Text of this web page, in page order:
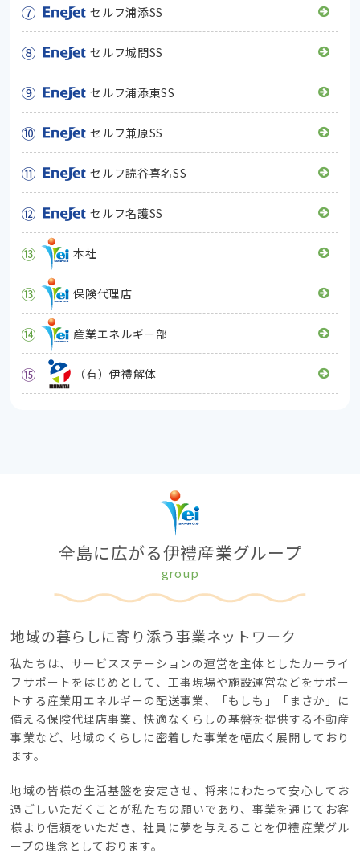
⑦ セルフ浦添SS
⑧ セルフ城間SS
⑨ セルフ浦添東SS
⑩ セルフ兼原SS
⑪ セルフ読谷喜名SS
⑫ セルフ名護SS
⑬ 本社
⑬ 保険代理店
⑭ 産業エネルギー部
⑮ （有）伊禮解体
全島に広がる伊禮産業グループ
group
地域の暮らしに寄り添う事業ネットワーク
私たちは、サービスステーションの運営を主体としたカーライ
フサポートをはじめとして、工事現場や施設運営などをサポー
トする産業用エネルギーの配送事業、「もしも」「まさか」に
備える保険代理店事業、快適なくらしの基盤を提供する不動産
事業など、地域のくらしに密着した事業を幅広く展開しており
ます。
地域の皆様の生活基盤を安定させ、将来にわたって安心してお
過ごしいただくことが私たちの願いであり、事業を通じてお客
様より信頼をいただき、社員に夢を与えることを伊禮 産業グル
ープの理念としております。